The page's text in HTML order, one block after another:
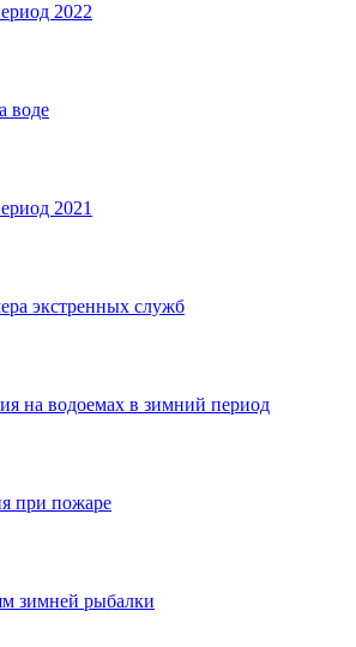
2022
воде
2021
экстренных служб
на водоемах в зимний период
при пожаре
зимней рыбалки